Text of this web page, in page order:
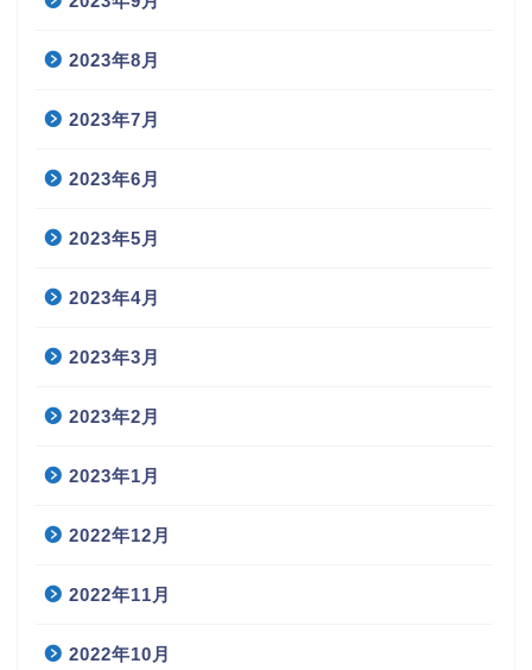
2023年8月
2023年7月
2023年6月
2023年5月
2023年4月
2023年3月
2023年2月
2023年1月
2022年12月
2022年11月
2022年10月